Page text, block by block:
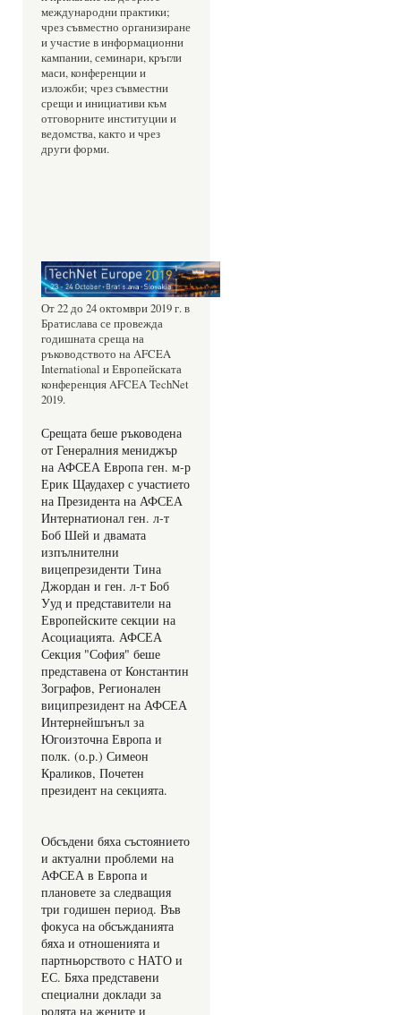
международни практики;
чрез съвместно организиране
и участие в информационни
кампании, семинари, кръгли
маси, конференции и
изложби; чрез съвместни
срещи и инициативи към
отговорните институции и
ведомства, както и чрез
други форми.
От 22 до 24 октомври 2019 г. в
Братислава се провежда
годишната среща на
ръководството на AFCEA
International и Европейската
конференция AFCEA TechNet
2019.
Срещата беше ръководена
от Генералния мениджър
на АФСЕА Европа ген. м-р
Ерик Щаудахер с участието
на Президента на АФСЕА
Интернатионал ген. л-т
Боб Шей и двамата
изпълнителни
вицепрезиденти Тина
Джордан и ген. л-т Боб
Ууд и представители на
Европейските секции на
Асоциацията. АФСЕА
Секция "София" беше
представена от Константин
Зографов, Регионален
виципрезидент на АФСЕА
Интернейшънъл за
Югоизточна Европа и
полк. (о.р.) Симеон
Краликов, Почетен
президент на секцията.
Обсъдени бяха състоянието
и актуални проблеми на
АФСЕА в Европа и
плановете за следващия
три годишен период. Във
фокуса на обсъжданията
бяха и отношенията и
партньорството с НАТО и
ЕС. Бяха представени
специални доклади за
ролята на жените и